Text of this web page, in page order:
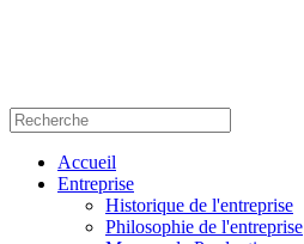
Accueil
Entreprise
Historique de l'entreprise
Philosophie de l'entreprise